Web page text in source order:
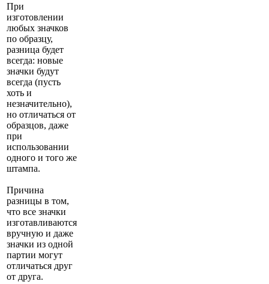
При
изготовлении
любых значков
по образцу,
разница будет
всегда: новые
значки будут
всегда (пусть
хоть и
незначительно),
но отличаться от
образцов, даже
при
использовании
одного и того же
штампа.
Причина
разницы в том,
что все значки
изготавливаются
вручную и даже
значки из одной
партии могут
отличаться друг
от друга.